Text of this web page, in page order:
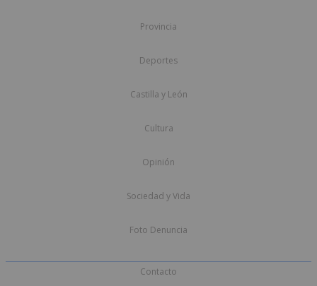
Provincia
Deportes
Castilla y León
Cultura
Opinión
Sociedad y Vida
Foto Denuncia
Contacto